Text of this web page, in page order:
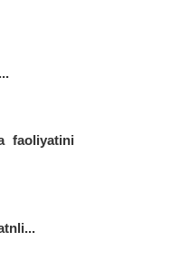
faoliyatini